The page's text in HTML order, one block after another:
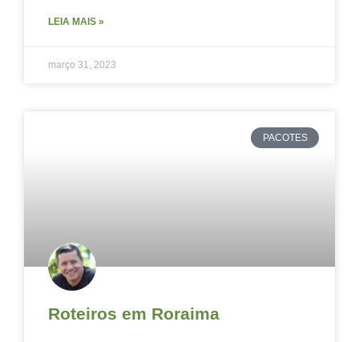
LEIA MAIS »
março 31, 2023
PACOTES
Roteiros em Roraima